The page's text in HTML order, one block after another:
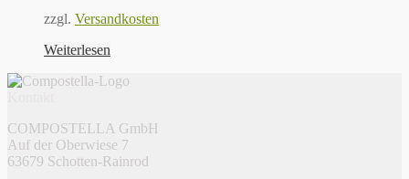
zzgl. Versandkosten
Weiterlesen
COMPOSTELLA GmbH
Auf der Oberwiese 7
63679 Schotten-Rainrod